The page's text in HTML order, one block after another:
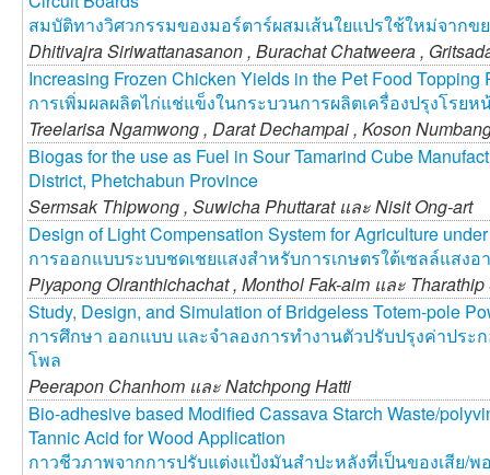
สมบัติทางวิศวกรรมของมอร์ตาร์ผสมเส้นใยแปรใช้ใหม่จากข
Dhitivajra Siriwattanasanon , Burachat Chatweera ,
Increasing Frozen Chicken Yields in the Pet Food Topping
การเพิ่มผลผลิตไก่แช่แข็งในกระบวนการผลิตเครื่องปรุงโรยห
Treelarisa Ngamwong , Darat Dechampai , Koson
Biogas for the use as Fuel in Sour Tamarind Cube
District, Phetchabun Province
Sermsak Thipwong , Suwicha Phuttarat และNisit Ong-art
Design of Light Compensation System for Agriculture
การออกแบบระบบชดเชยแสงสำหรับการเกษตรใต้เซลล์แสงอ
Piyapong Olranthichachat , Monthol Fak-aim และ
Study, Design, and Simulation of Bridgeless Totem-pole
การศึกษา ออกแบบ และจำลองการทำงานตัวปรับปรุงค่าประ
โพล
Peerapon Chanhom และNatchpong Hatti
Bio-adhesive based Modified Cassava Starch Waste/
Tannic Acid for Wood Application
กาวชีวภาพจากการปรับแต่งแป้งมันสำปะหลังที่เป็นของเสีย/